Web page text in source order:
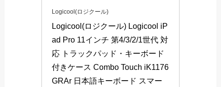
Logicool(ロジクール)
Logicool(ロジクール) Logicool iP
ad Pro 11インチ 第4/3/2/1世代 対
応 トラックパッド・キーボード
付きケース Combo Touch iK1176
GRAr 日本語キーボード スマー